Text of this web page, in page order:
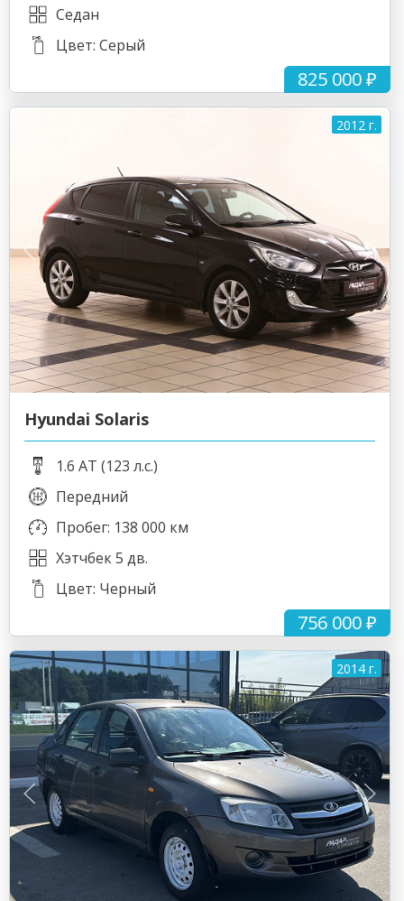
825 000 ₽
Седан
Цвет: Серый
2012 г.
756 000 ₽
Hyundai Solaris
1.6 AT (123 л.с.)
Передний
Пробег: 138 000 км
Хэтчбек 5 дв.
Цвет: Черный
2014 г.